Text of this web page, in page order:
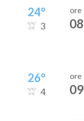
24°
3
ore
08
26°
4
ore
09